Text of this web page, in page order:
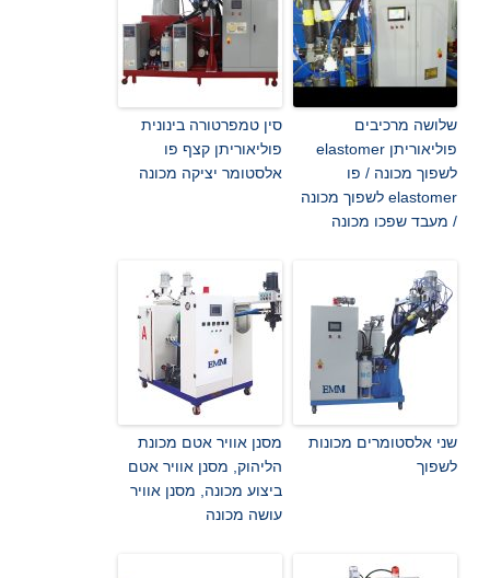
שלושה מרכיבים
פוליאוריתן elastomer
לשפוך מכונה / פו
elastomer לשפוך מכונה
/ מעבד שפכו מכונה
סין טמפרטורה בינונית
פוליאוריתן קצף פו
אלסטומר יציקה מכונה
שני אלסטומרים מכונות
לשפוך
מסנן אוויר אטם מכונת
הליהוק, מסנן אוויר אטם
ביצוע מכונה, מסנן אוויר
עושה מכונה